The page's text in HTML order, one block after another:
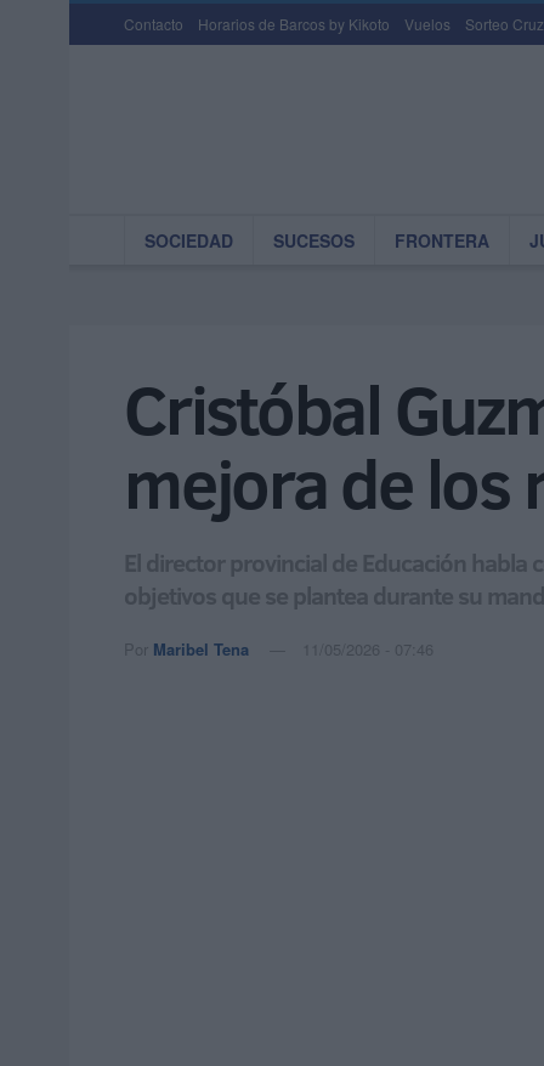
Contacto Horarios de Barcos by Kikoto Vuelos Sorteo
SOCIEDAD SUCESOS FRONTERA
Cristóbal
mejora de los
El director provincial de Educación habla
objetivos que se plantea durante su
Por Maribel Tena 11/05/2026 - 07:46